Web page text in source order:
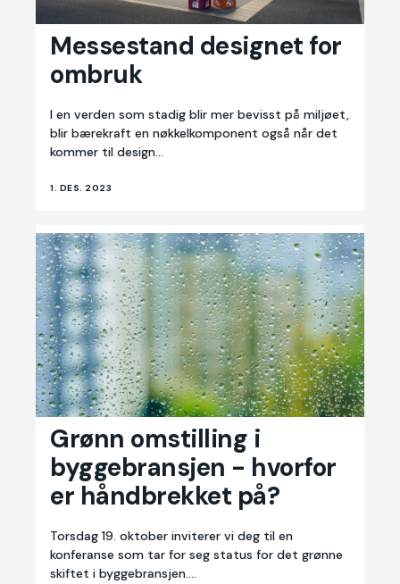
designet
for
ombruk
Messestand designet for
ombruk
I en verden som stadig blir mer bevisst på miljøet,
blir bærekraft en nøkkelkomponent også når det
kommer til design...
1. DES. 2023
Grønn
omstilling
byggebransjen
hvorfor
håndbrekket
Grønn omstilling i
byggebransjen - hvorfor
er håndbrekket på?
Torsdag 19. oktober inviterer vi deg til en
konferanse som tar for seg status for det grønne
skiftet i byggebransjen....